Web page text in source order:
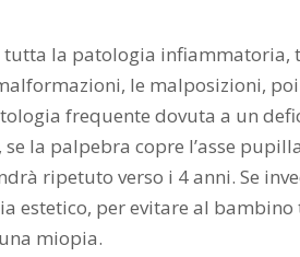
la patologia infiammatoria,
le malposizioni,
frequente dovuta a un
la palpebra copre l’asse
ripetuto verso i 4 anni. Se
estetico, per evitare al
miopia.